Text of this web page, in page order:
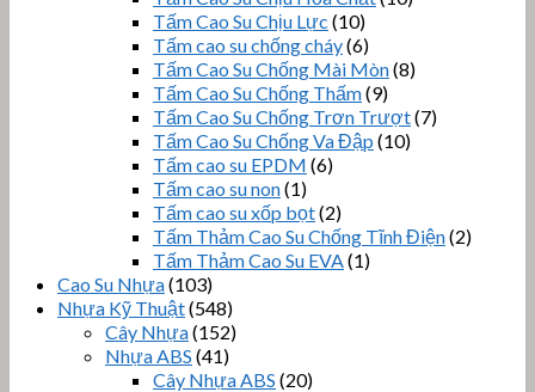
Tấm Cao Su Chịu Lực (10)
Tấm cao su chống cháy(6)
Tấm Cao Su Chống Mài Mòn(8)
Tấm Cao Su Chống Thấm(9)
Tấm Cao Su Chống Trơn Trượt(7)
Tấm Cao Su Chống Va Đập (10)
Tấm cao su EPDM (6)
Tấm cao su non(1)
Tấm cao su xốp bọt(2)
Tấm Thảm Cao Su Chống Tĩnh Điện(2)
Tấm Thảm Cao Su EVA(1)
Cao Su Nhựa(103)
Nhựa Kỹ Thuật(548)
Cây Nhựa(152)
Nhựa ABS (41)
Cây Nhựa ABS (20)